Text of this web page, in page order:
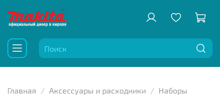
Главная Аксессуары и расходники Наборы